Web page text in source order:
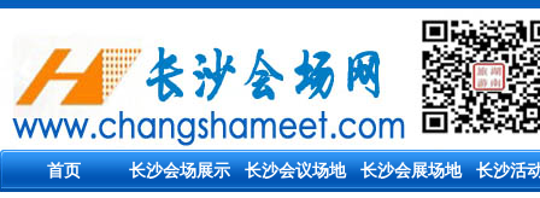
首页 长沙会场展示 长沙会议场地 长沙会展场地 长沙活